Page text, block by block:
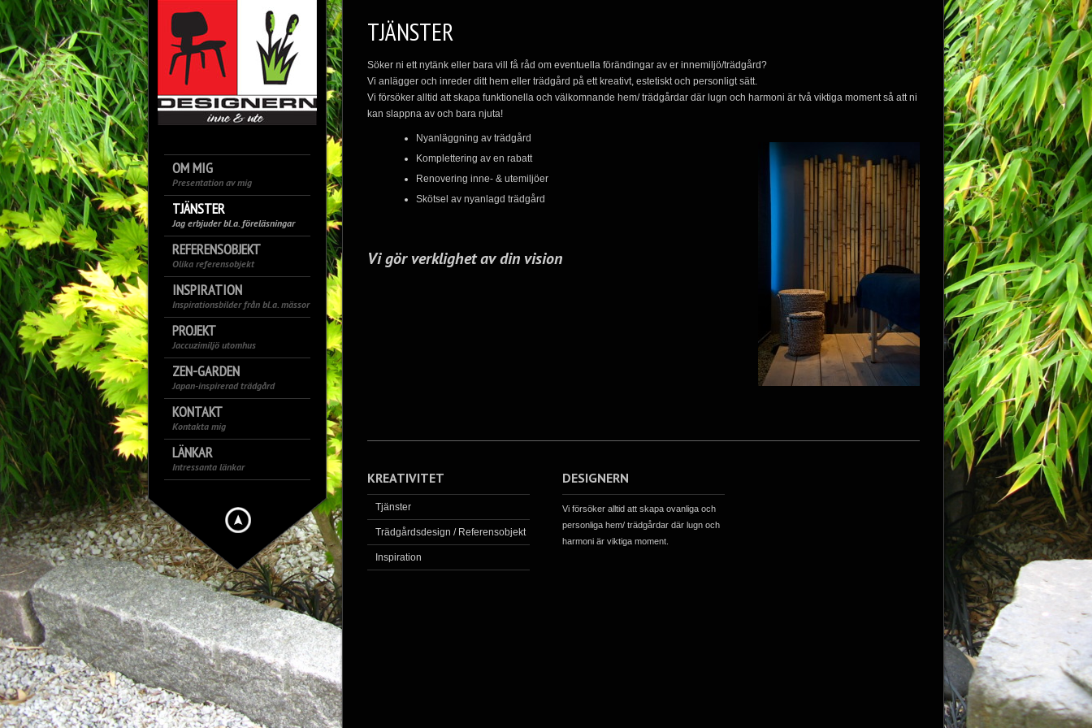
OM MIG
Presentation av mig
TJÄNSTER
Jag erbjuder bl.a. föreläsningar
REFERENSOBJEKT
Olika referensobjekt
INSPIRATION
Inspirationsbilder från bl.a. mässor
PROJEKT
Jaccuzimiljö utomhus
ZEN-GARDEN
Japan-inspirerad trädgård
KONTAKT
Kontakta mig
LÄNKAR
Intressanta länkar
TJÄNSTER
Söker ni ett nytänk eller bara vill få råd om eventuella förändingar av er innemiljö/trädgård?
Vi anlägger och inreder ditt hem eller trädgård på ett kreativt, estetiskt och personligt sätt.
Vi försöker alltid att skapa funktionella och välkomnande hem/ trädgårdar där lugn och harmoni är två viktiga moment så att ni
kan slappna av och bara njuta!
Nyanläggning av trädgård
Komplettering av en rabatt
Renovering inne- & utemiljöer
Skötsel av nyanlagd trädgård
Vi gör verklighet av din vision
KREATIVITET
Tjänster
Trädgårdsdesign / Referensobjekt
Inspiration
DESIGNERN
Vi försöker alltid att skapa ovanliga och
personliga hem/ trädgårdar där lugn och
harmoni är viktiga moment.